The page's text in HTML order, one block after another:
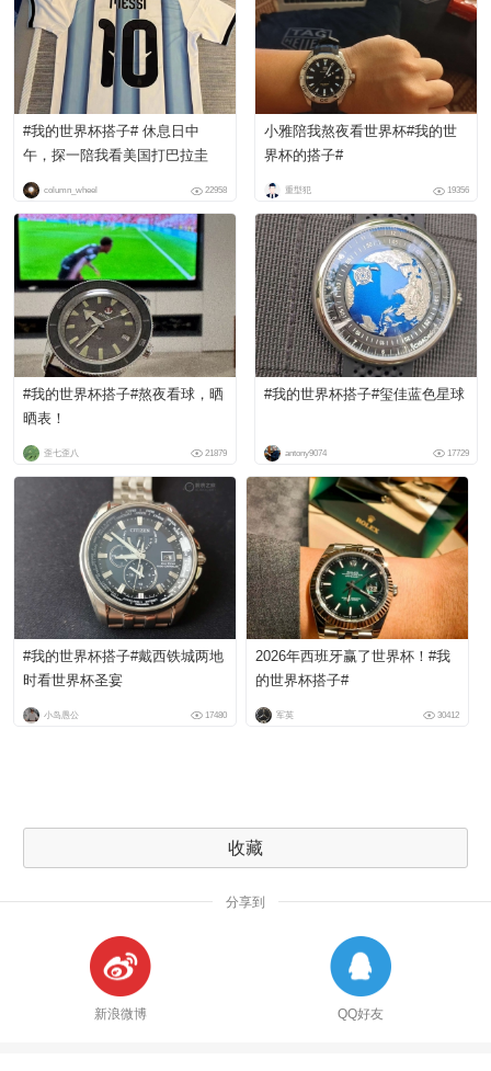
#我的世界杯搭子# 休息日中
午，探一陪我看美国打巴拉圭
column_wheel 22958
小雅陪我熬夜看世界杯#我的世
界杯的搭子#
重型犯 19356
#我的世界杯搭子#熬夜看球，晒
晒表！
歪七歪八 21879
#我的世界杯搭子#玺佳蓝色星球
antony9074 17729
#我的世界杯搭子#戴西铁城两地
时看世界杯圣宴
小岛愚公 17480
2026年西班牙赢了世界杯！#我
的世界杯搭子#
军英 30412
收藏
分享到
新浪微博 QQ好友